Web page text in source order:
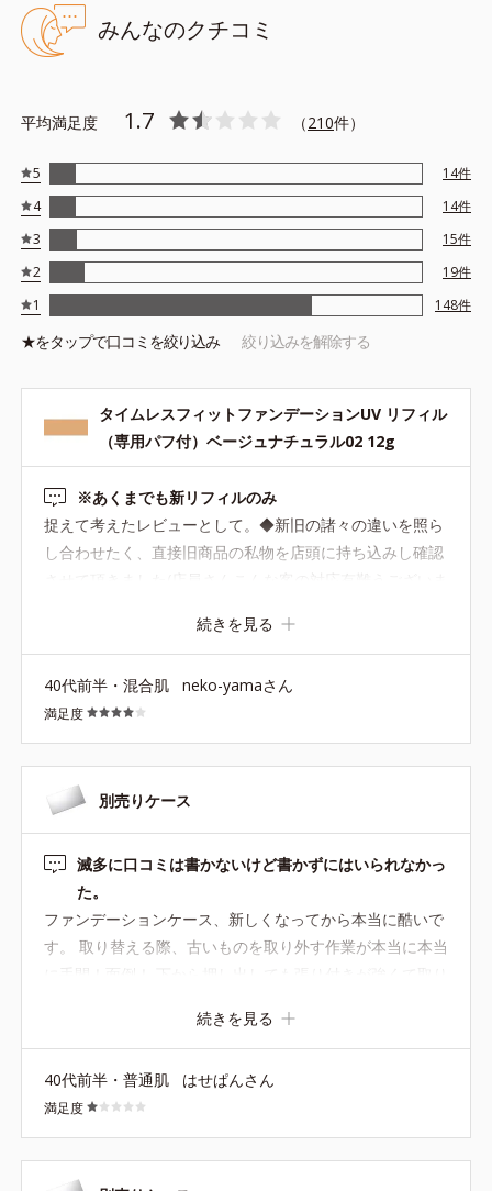
●無香料 ●酸化しやすい油分不使用●紫外線吸収剤不使用
●SPF30 PA+++ ●UV耐水性★ ●ウォータープルーフ*１
●さらさらキープパウダー*2、密着キープパウダー*3＝化粧持ち向
向上粉体
●タイムレスフィット処方 化粧崩れやベタつきをブロックする処方
*2 （トリメチロールヘキシルラクトン クロスポリマー、メタクリ
ル酸メチルクロスポリマー）
*4 アルミナ、ヒアルロン酸Ｎａ
*5 ポリアスパラギン酸Ｎａ、マイカ
ことではありません。
みんなのクチコミ
平均満足度 1.7 （210件）
5 14件
4
14件
3
15件
2
19件
1
148件
★をタップで口コミを絞り込み 絞り込みを解除する
タイムレスフィットファンデーションUV リフィル
（専用パフ付）ベージュナチュラル02 12g
※あくまでも新リフィルのみ
捉えて考えたレビューとして。◆新旧の諸々の違いを照ら
し合わせたく、直接旧商品の私物を店頭に持ち込みし確認
させて頂きました(店員さんこんな客の対応有難うございま
ように、ケースよりは小さいレフィルに変化。透明シート
り粉が付き易い気も。厚くならないように注意。12gと増
えた分コスパは良いかと思います。この後、最後まで使い
切れればなお良し。 とりあえずリフィルだけで考えると
それなりに良かったかと。
続きを見る
40代前半・混合肌 neko-yamaさん
満足度
別売りケース
滅多に口コミは書かないけど書かずにはいられなかっ
た。
ファンデーションケース、新しくなってから本当に酷いで
す。 取り替える際、古いものを取り外す作業が本当に本当
かったり、穴も小さく入らなかったり。もう本当に散々で
は普通。けど、このケースのせいでリピはしない。 そのく
らい酷い仕様です。以前のはめ込むだけのタイプに戻して
欲しいです。
続きを見る
40代前半・普通肌 はせぱんさん
満足度